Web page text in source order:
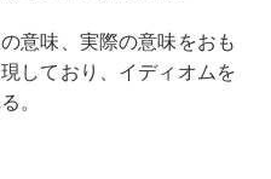
意味、実際の意味をおも
しており、イディオムを
。